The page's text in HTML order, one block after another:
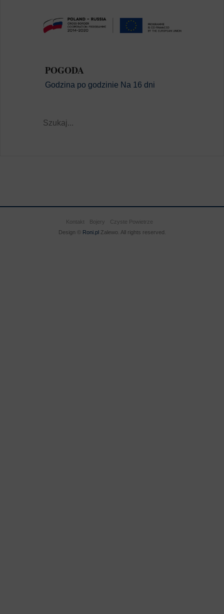
POGODA
Godzina po godzinie Na 16 dni
Kontakt Bojery
Czyste Powietrze
Design © Roni.plZalewo. All rights reserved.